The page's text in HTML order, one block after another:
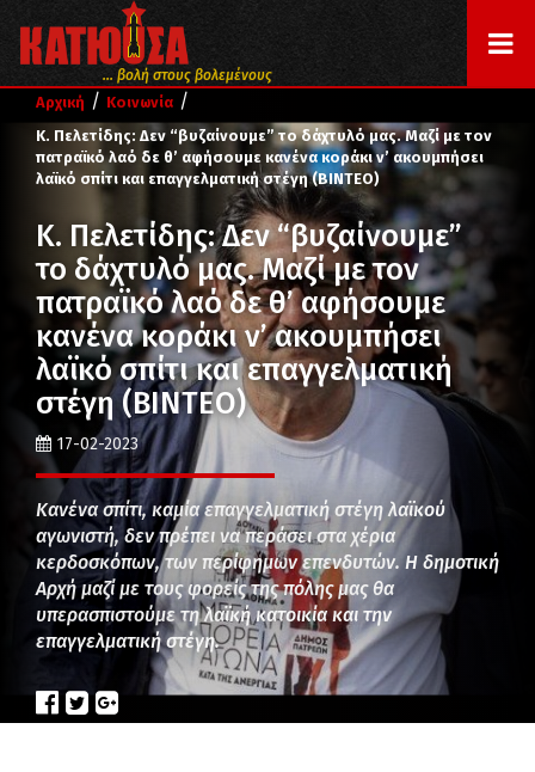
... βολή στους βολεμένους
Αρχική / Κοινωνία /
Κ. Πελετίδης: Δεν “βυζαίνουμε” το δάχτυλό μας. Μαζί με τον
πατραϊκό λαό δε θ’ αφήσουμε κανένα κοράκι ν’ ακουμπήσει
λαϊκό σπίτι και επαγγελματική στέγη (ΒΙΝΤΕΟ)
Κ. Πελετίδης: Δεν “βυζαίνουμε”
το δάχτυλό μας. Μαζί με τον
πατραϊκό λαό δε θ’ αφήσουμε
κανένα κοράκι ν’ ακουμπήσει
λαϊκό σπίτι και επαγγελματική
στέγη (ΒΙΝΤΕΟ)
17-02-2023
Κανένα σπίτι, καμία επαγγελματική στέγη λαϊκού
αγωνιστή, δεν πρέπει να περάσει στα χέρια
κερδοσκόπων, των περίφημων επενδυτών. Η δημοτική
Αρχή μαζί με τους φορείς της πόλης μας θα
υπερασπιστούμε τη λαϊκή κατοικία και την
επαγγελματική στέγη.